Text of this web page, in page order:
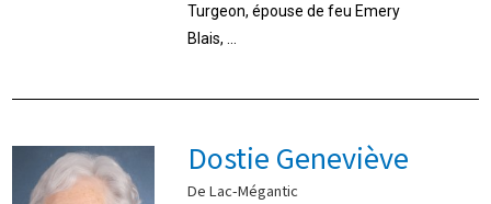
Turgeon, épouse de feu Emery
Blais, ...
Dostie Geneviève
De Lac-Mégantic